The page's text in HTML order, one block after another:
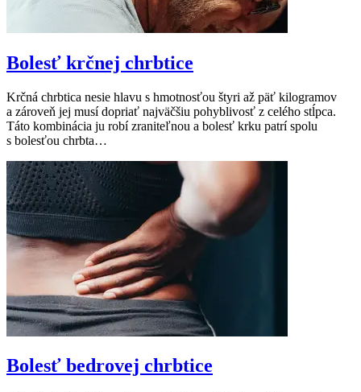
Bolesť krčnej chrbtice
Krčná chrbtica nesie hlavu s hmotnosťou štyri až päť kilogramov
a zároveň jej musí dopriať najväčšiu pohyblivosť z celého stĺpca.
Táto kombinácia ju robí zraniteľnou a bolesť krku patrí spolu
s bolesťou chrbta…
Bolesť bedrovej chrbtice